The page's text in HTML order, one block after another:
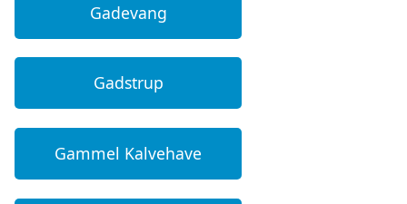
Gadevang
Gadstrup
Gammel Kalvehave